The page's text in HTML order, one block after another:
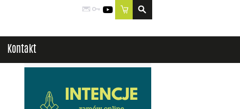
Poczta
Logowanie
YouTube
Sklep
Kontakt